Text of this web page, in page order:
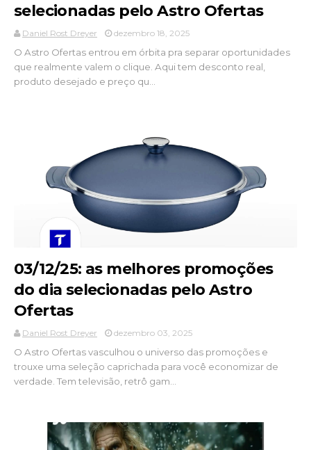
selecionadas pelo Astro Ofertas
Daniel Rost Dreyer dezembro 18, 2025
O Astro Ofertas entrou em órbita pra separar oportunidades
que realmente valem o clique. Aqui tem desconto real,
produto desejado e preço qu...
03/12/25: as melhores promoções
do dia selecionadas pelo Astro
Ofertas
Daniel Rost Dreyer dezembro 03, 2025
O Astro Ofertas vasculhou o universo das promoções e
trouxe uma seleção caprichada para você economizar de
verdade. Tem televisão, retrô gam...